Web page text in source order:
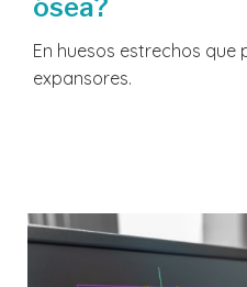
ósea?
En huesos estrechos que
expansores.